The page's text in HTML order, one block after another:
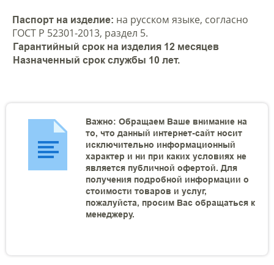
Паспорт на изделие: на русском языке, согласно
ГОСТ Р 52301-2013, раздел 5.
Гарантийный срок на изделия 12 месяцев
Назначенный срок службы 10 лет.
Важно: Обращаем Ваше внимание на
то, что данный интернет-сайт носит
исключительно информационный
характер и ни при каких условиях не
является публичной офертой. Для
получения подробной информации о
стоимости товаров и услуг,
пожалуйста, просим Вас обращаться к
менеджеру.